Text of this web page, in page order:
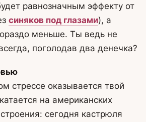
равнозначным эффекту от
синяков под глазами), а
меньше. Ты ведь не
поголодав два денечка?
стрессе оказывается твой
на американских
сегодня кастрюля